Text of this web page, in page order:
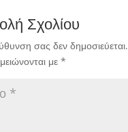
Σχολίου
σας δεν δημοσιεύεται.
με *